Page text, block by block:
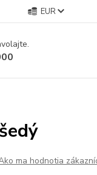
EUR
ma hodnotia